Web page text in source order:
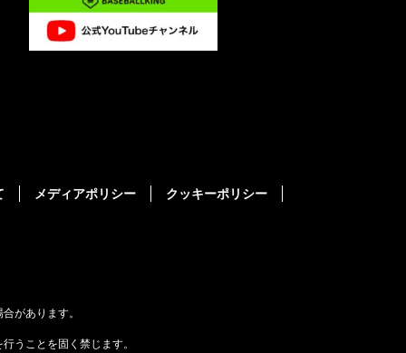
メディアポリシー クッキーポリシー
があります。
うことを固く禁じます。